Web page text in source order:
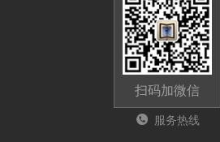
扫码加微信
服务热线